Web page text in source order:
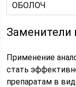
ОБОЛОЧ
Заменители
Применение
стать
препаратам в